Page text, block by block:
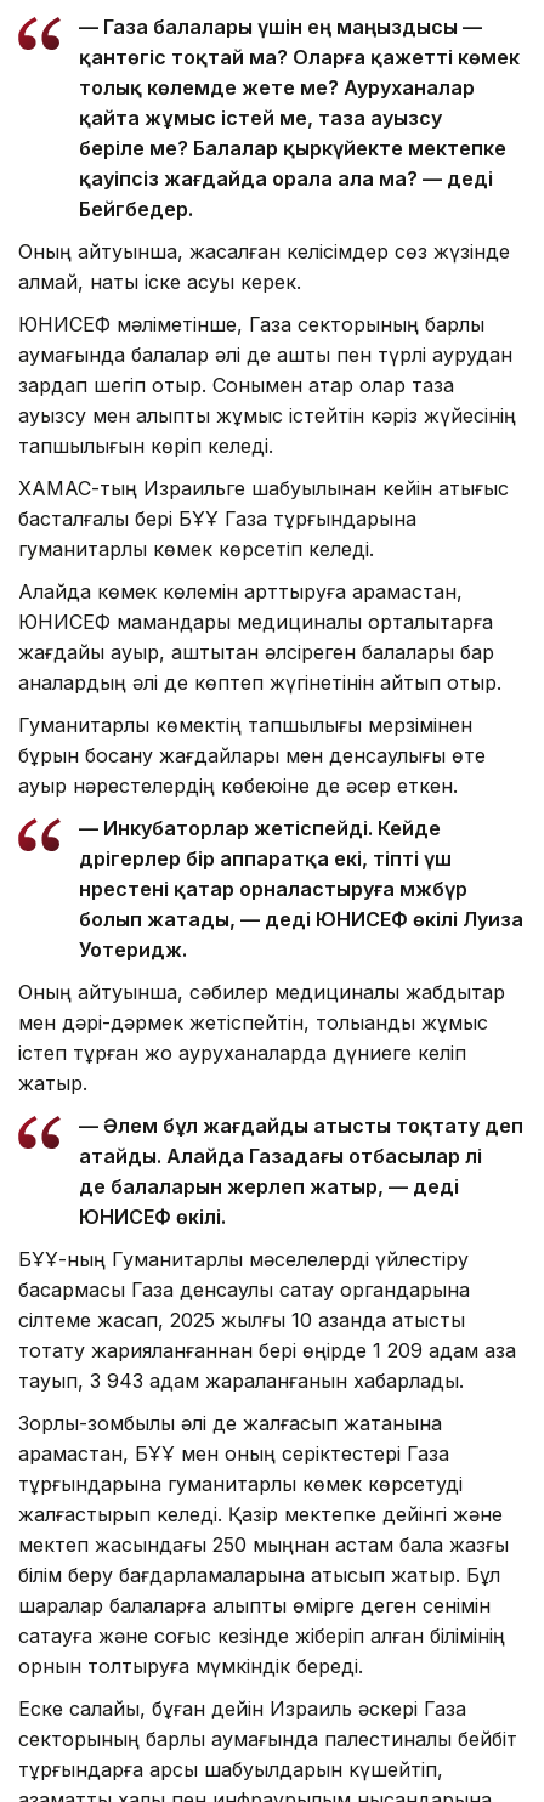
— Газа балалары үшін ең маңыздысы —
қантөгіс тоқтай ма? Оларға қажетті көмек
толық көлемде жете ме? Ауруханалар
қайта жұмыс істей ме, таза ауызсу
беріле ме? Балалар қыркүйекте мектепке
қауіпсіз жағдайда орала ала ма? — деді
Бейгбедер.
Оның айтуынша, жасалған келісімдер сөз жүзінде
қалмай, нақты іске асуы керек.
ЮНИСЕФ мәліметінше, Газа секторының барлық
аумағында балалар әлі де аштық пен түрлі аурудан
зардап шегіп отыр. Сонымен қатар олар таза
ауызсу мен қалыпты жұмыс істейтін кәріз жүйесінің
тапшылығын көріп келеді.
ХАМАС-тың Израильге шабуылынан кейін қақтығыс
басталғалы бері БҰҰ Газа тұрғындарына
гуманитарлық көмек көрсетіп келеді.
Алайда көмек көлемін арттыруға қарамастан,
ЮНИСЕФ мамандары медициналық орталықтарға
жағдайы ауыр, аштықтан әлсіреген балалары бар
аналардың әлі де көптеп жүгінетінін айтып отыр.
Гуманитарлық көмектің тапшылығы мерзімінен
бұрын босану жағдайлары мен денсаулығы өте
ауыр нәрестелердің көбеюіне де әсер еткен.
— Инкубаторлар жетіспейді. Кейде
дәрігерлер бір аппаратқа екі, тіпті үш
нәрестені қатар орналастыруға мәжбүр
болып жатады, — деді ЮНИСЕФ өкілі Луиза
Уотеридж.
Оның айтуынша, сәбилер медициналық жабдықтар
мен дәрі-дәрмек жетіспейтін, толыққанды жұмыс
істеп тұрған жоқ ауруханаларда дүниеге келіп
жатыр.
— Әлем бұл жағдайды атысты тоқтату деп
атайды. Алайда Газадағы отбасылар әлі
де балаларын жерлеп жатыр, — деді
ЮНИСЕФ өкілі.
БҰҰ-ның Гуманитарлық мәселелерді үйлестіру
басқармасы Газа денсаулық сақтау органдарына
сілтеме жасап, 2025 жылғы 10 қазанда атысты
тоқтату жарияланғаннан бері өңірде 1 209 адам қаза
тауып, 3 943 адам жараланғанын хабарлады.
Зорлық-зомбылық әлі де жалғасып жатқанына
қарамастан, БҰҰ мен оның серіктестері Газа
тұрғындарына гуманитарлық көмек көрсетуді
жалғастырып келеді. Қазір мектепке дейінгі және
мектеп жасындағы 250 мыңнан астам бала жазғы
білім беру бағдарламаларына қатысып жатыр. Бұл
шаралар балаларға қалыпты өмірге деген сенімін
сақтауға және соғыс кезінде жіберіп алған білімінің
орнын толтыруға мүмкіндік береді.
Еске салайық, бұған дейін Израиль әскері Газа
секторының барлық аумағында палестиналық бейбіт
тұрғындарға қарсы шабуылдарын күшейтіп,